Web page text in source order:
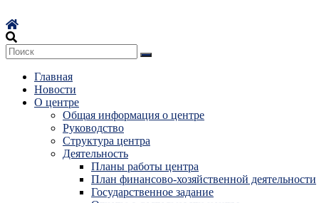
к
содержимому
Главная
Новости
О центре
Общая информация о центре
Руководство
Структура центра
Деятельность
Планы работы центра
План финансово-хозяйственной деятельности
Государственное задание